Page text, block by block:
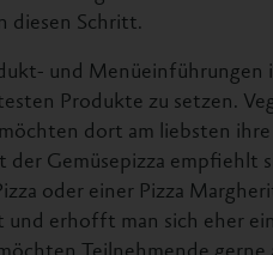
diesen Schritt.
und Menüeinführungen
Produkte zu setzen.
dort am liebsten ihre
der Gemüsepizza empfiehlt
oder einer Pizza
erhofft man sich eher
Teilnehmende gerne